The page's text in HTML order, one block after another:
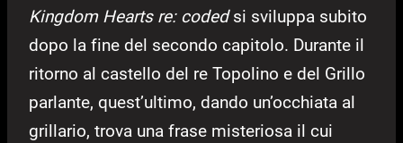
Kingdom Hearts re: codedsi sviluppa subito
dopo la fine del secondo capitolo. Durante il
ritorno al castello del re Topolino e del Grillo
parlante, quest’ultimo, dando un’occhiata al
grillario, trova una frase misteriosa il cui